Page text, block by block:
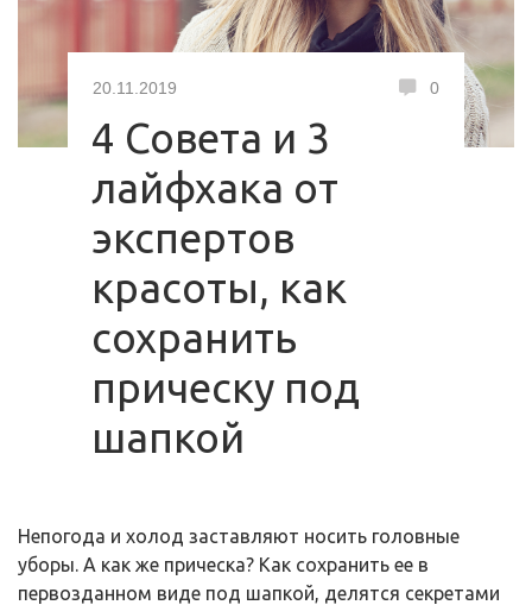
20.11.2019 0
4 Совета и 3
лайфхака от
экспертов
красоты, как
сохранить
прическу под
шапкой
Непогода и холод заставляют носить головные
уборы. А как же прическа? Как сохранить ее в
первозданном виде под шапкой, делятся секретами